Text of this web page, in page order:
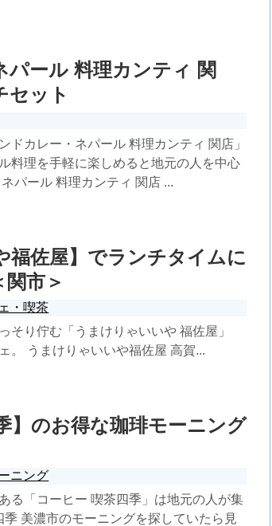
パール 料理カンティ 関
セット
ドカレー・ネパール 料理カンティ 関店」
料理を手軽に楽しめると地元の人を中心
パール 料理カンティ 関店 ...
福佐屋】でランチタイムに
市＞
・喫茶
そり佇む「うまけりゃいいや 福佐屋」
。 うまけりゃいいや福佐屋 高賀...
】のお得な珈琲モーニング
ニング
る「コーヒー 喫茶四季」は地元の人が集
美濃市のモーニングを探していたら見